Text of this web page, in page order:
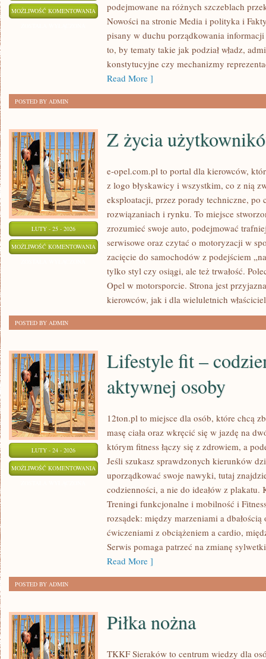
MOŻLIWOŚĆ KOMENTOWANIA WYBORY
KAMPANIE
podejmowane na różnych szczeblach
Nowości na stronie Media i polityka i
pisany w duchu porządkowania informacji
to, by tematy takie jak podział władz,
konstytucyjne czy mechanizmy
Read More ]
POSTED BY ADMIN
LUTY - 25 - 2026
MOŻLIWOŚĆ KOMENTOWANIA
ŻYCIA
UŻYTKOWNIKÓW
Z życia
e-opel.com.pl to portal dla kierowców,
z logo błyskawicy i wszystkim, co z nią
eksploatacji, przez porady techniczne, po
rozwiązaniach i rynku. To miejsce
zrozumieć swoje auto, podejmować
serwisowe oraz czytać o motoryzacji w
zacięcie do samochodów z podejściem
tylko styl czy osiągi, ale też trwałość.
Opel w motorsporcie. Strona jest
kierowców, jak i dla wieluletnich
POSTED BY ADMIN
LUTY - 24 - 2026
MOŻLIWOŚĆ KOMENTOWANIA
OSOBY
Lifestyle fit –
aktywnej osoby
12ton.pl to miejsce dla osób, które chcą
masę ciała oraz wkręcić się w jazdę na
którym fitness łączy się z zdrowiem, a
Jeśli szukasz sprawdzonych kierunków
uporządkować swoje nawyki, tutaj
codzienności, a nie do ideałów z plakatu.
Treningi funkcjonalne i mobilność i
rozsądek: między marzeniami a
ćwiczeniami z obciążeniem a cardio,
Serwis pomaga patrzeć na zmianę
Read More ]
POSTED BY ADMIN
Piłka nożna
TKKF Sieraków to centrum wiedzy dla